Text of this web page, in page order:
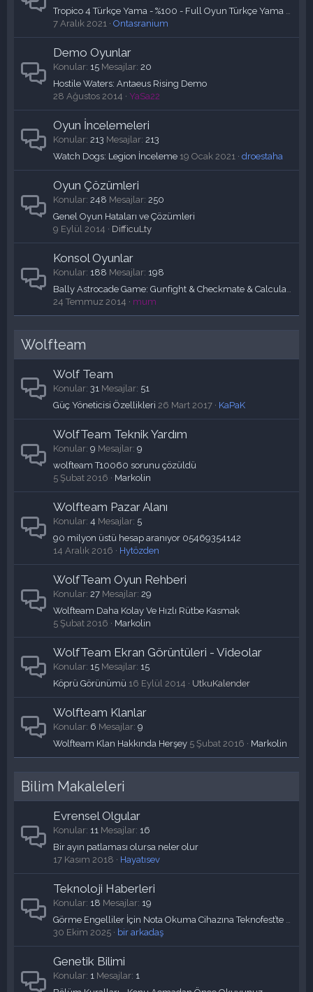
7 Aralık 2021
Ontasranium
Demo Oyunlar
Konular 15 Mesajlar 20
Hostile Waters: Antaeus Rising Demo
28 Ağustos 2014
YaSa22
Oyun İncelemeleri
Konular 213 Mesajlar 213
Watch Dogs: Legion İnceleme 19 Ocak 2021 droestaha
Oyun Çözümleri
Konular 248 Mesajlar 250
Genel Oyun Hataları ve Çözümleri
9 Eylül 2014
DifficuLty
Konsol Oyunlar
Konular 188 Mesajlar 198
24 Temmuz 2014
mum
Wolfteam
Wolf Team
Konular 31 Mesajlar 51
Güç Yöneticisi Özellikleri 26 Mart 2017 KaPaK
WolfTeam Teknik Yardım
Konular 9 Mesajlar 9
wolfteam T10060 sorunu çözüldü
5 Şubat 2016
Markolin
Wolfteam Pazar Alanı
Konular 4 Mesajlar 5
90 milyon üstü hesap aranıyor 05469354142
14 Aralık 2016
Hytözden
WolfTeam Oyun Rehberi
Konular 27 Mesajlar 29
Wolfteam Daha Kolay Ve Hızlı Rütbe Kasmak
5 Şubat 2016
Markolin
WolfTeam Ekran Görüntüleri - Videolar
Konular 15 Mesajlar 15
Köprü Görünümü 16 Eylül 2014 UtkuKalender
Wolfteam Klanlar
Konular 6 Mesajlar 9
Wolfteam Klan Hakkında Herşey 5 Şubat 2016 Markolin
Bilim Makaleleri
Evrensel Olgular
Konular 11 Mesajlar 16
Bir ayın patlaması olursa neler olur
17 Kasım 2018
Hayatısev
Teknoloji Haberleri
Konular 18 Mesajlar 19
30 Ekim 2025
bir arkadaş
Genetik Bilimi
Konular 1 Mesajlar 1